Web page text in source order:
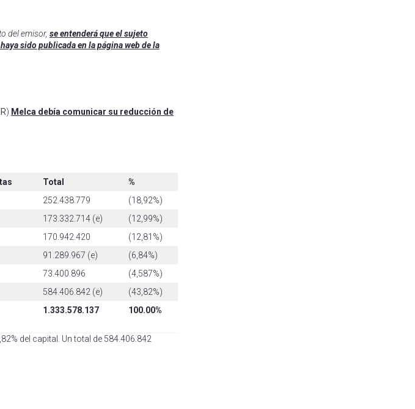
del emisor, se entenderá que el sujeto
sido publicada en la página web de la
) Melca debía comunicar su reducción de
Total
%
252.438.779
(18,92%)
173.332.714 (e)
(12,99%)
170.942.420
(12,81%)
91.289.967 (e)
(6,84%)
73.400.896
(4,587%)
584.406.842 (e)
(43,82%)
1.333.578.137 100.00%
del capital. Un total de 584.406.842